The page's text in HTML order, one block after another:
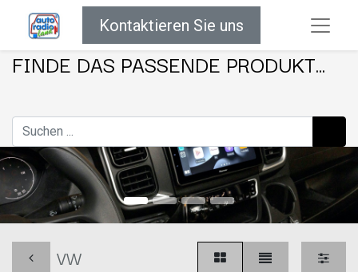
Kontaktieren Sie uns
FINDE DAS PASSENDE PRODUKT...
VW